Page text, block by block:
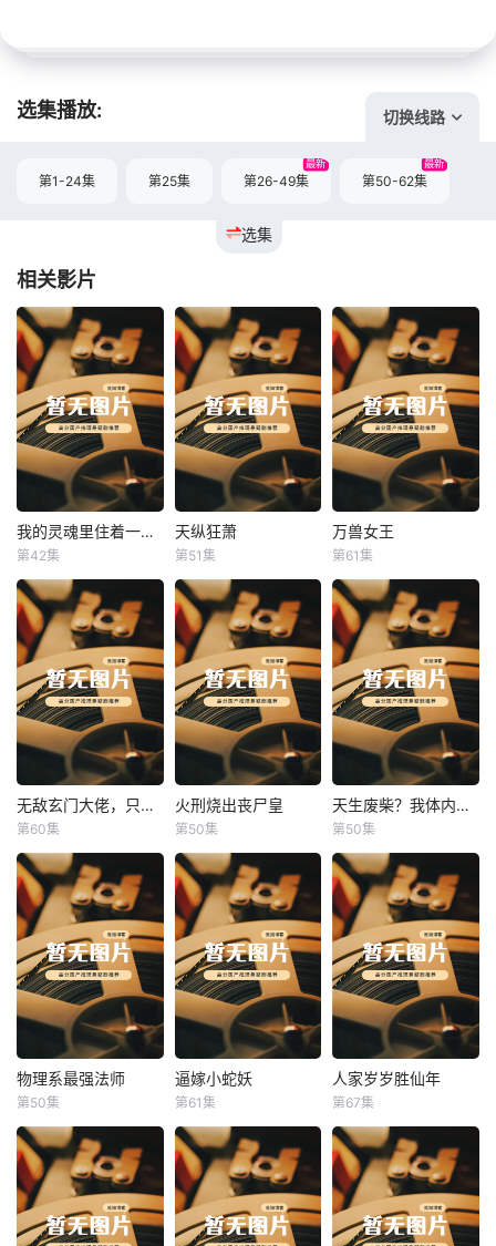
选集播放: 切换线路
选集
第1-24集 第25集 第26-49集
最新
第50-62集
最新
相关影片
我的灵魂里住着一条龙 我的灵魂里住着一条龙
第42集
天纵狂萧
天纵狂萧
第51集
万兽女王
万兽女王
第61集
无敌玄门大佬，只听姐姐的话 无敌玄门大佬，只听姐姐的话
第60集
火刑烧出丧尸皇
火刑烧出丧尸皇
第50集
天生废柴？我体内有神血 天生废柴？我体内有神血
第50集
物理系最强法师
物理系最强法师
第50集
逼嫁小蛇妖
逼嫁小蛇妖
第61集
人家岁岁胜仙年
人家岁岁胜仙年
第67集